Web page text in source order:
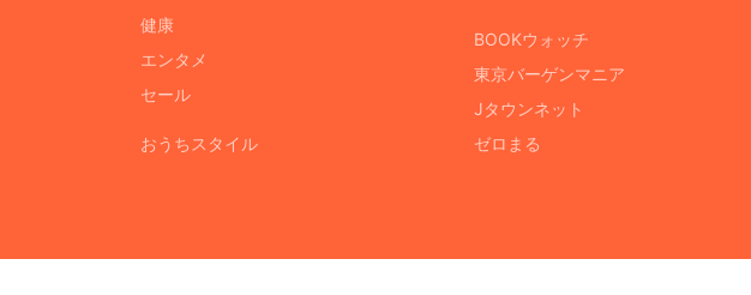
健康
エンタメ
セール
おうちスタイル
BOOKウォッチ
東京バーゲンマニア
Jタウンネット
ゼロまる